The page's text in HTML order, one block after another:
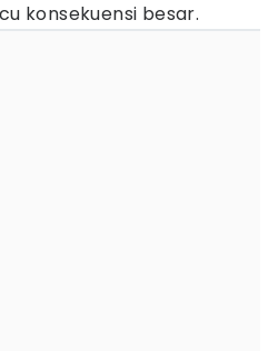
konsekuensi besar.